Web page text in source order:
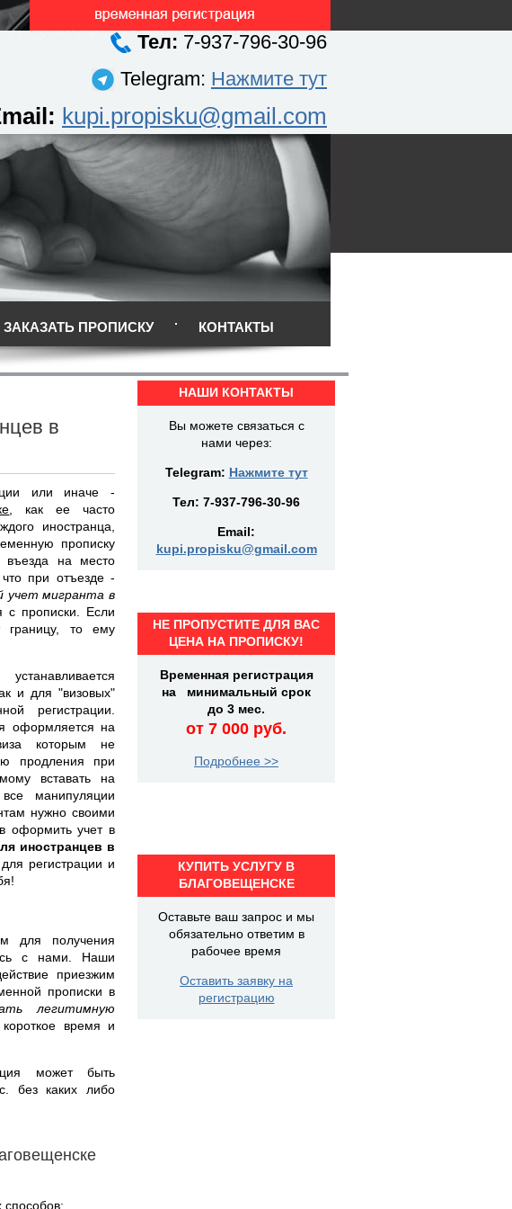
Тел: 7-937-796-30-96
Telegram: Нажмите тут
kupi.propisku@gmail.com
ЗАКАЗАТЬ ПРОПИСКУ КОНТАКТЫ
в
или иначе -
, как ее часто
иностранца,
прописку
въезда на место
при отъезде -
учет мигранта в
с прописки. Если
границу, то ему
и для "визовых"
регистрации.
оформляется на
которым не
продления при
вставать на
манипуляции
нужно своими
оформить учет в
иностранцев в
регистрации и
для получения
с нами. Наши
приезжим
прописки в
легитимную
время и
может быть
без каких либо
НАШИ КОНТАКТЫ
Вы можете связаться с
нами через:
Telegram: Нажмите тут
Тел: 7-937-796-30-96
Email:
kupi.propisku@gmail.com
НЕ ПРОПУСТИТЕ ДЛЯ ВАС
ЦЕНА НА ПРОПИСКУ!
Временная регистрация
на минимальный срок
до 3 мес.
от 7 000 руб.
Подробнее >>
КУПИТЬ УСЛУГУ В
БЛАГОВЕЩЕНСКЕ
Оставьте ваш запрос и мы
обязательно ответим в
рабочее время
Оставить заявку на
регистрацию